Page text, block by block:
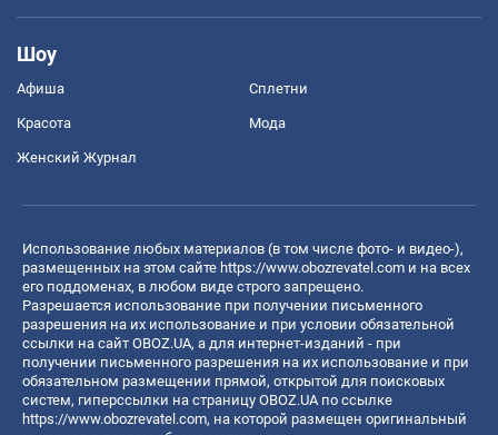
Шоу
Афиша Сплетни
Красота Мода
Женский Журнал
Использование любых материалов (в том числе фото- и видео-),
размещенных на этом сайте https://www.obozrevatel.com и на всех
его поддоменах, в любом виде строго запрещено.
Разрешается использование при получении письменного
разрешения на их использование и при условии обязательной
ссылки на сайт OBOZ.UA, а для интернет-изданий - при
получении письменного разрешения на их использование и при
обязательном размещении прямой, открытой для поисковых
систем, гиперссылки на страницу OBOZ.UA по ссылке
https://www.obozrevatel.com, на которой размещен оригинальный